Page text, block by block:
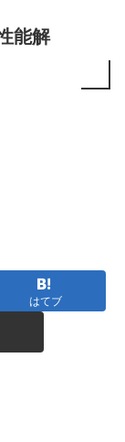
能解
はてブ